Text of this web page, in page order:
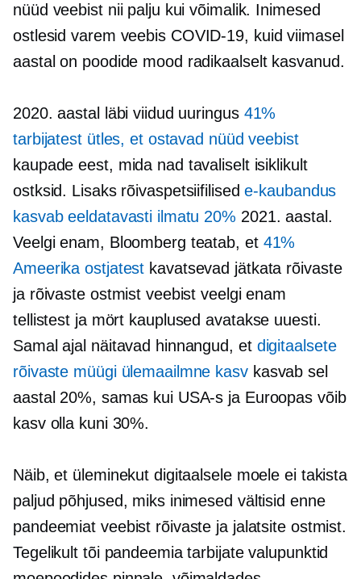
nüüd veebist nii palju kui võimalik. Inimesed
ostlesid varem veebis COVID-19, kuid viimasel
aastal on poodide mood radikaalselt kasvanud.
2020. aastal läbi viidud uuringus 41%
tarbijatest ütles, et ostavad nüüd veebist
kaupade eest, mida nad tavaliselt isiklikult
ostksid. Lisaks rõivaspetsiifilised e-kaubandus
kasvab eeldatavasti ilmatu 20% 2021. aastal.
Veelgi enam, Bloomberg teatab, et 41%
Ameerika ostjatest kavatsevad jätkata rõivaste
ja rõivaste ostmist veebist veelgi enam
tellistest ja mört kauplused avatakse uuesti.
Samal ajal näitavad hinnangud, et digitaalsete
rõivaste müügi ülemaailmne kasvkasvab sel
aastal 20%, samas kui USA-s ja Euroopas võib
kasv olla kuni 30%.
Näib, et üleminekut digitaalsele moele ei takista
paljud põhjused, miks inimesed vältisid enne
pandeemiat veebist rõivaste ja jalatsite ostmist.
Tegelikult tõi pandeemia tarbijate valupunktid